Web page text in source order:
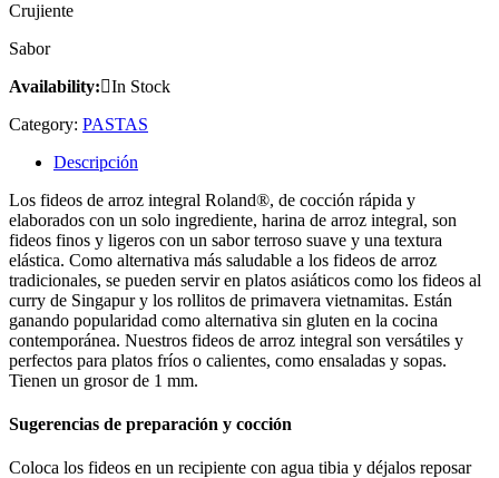
Crujiente
Sabor
Availability:
In Stock
Category: PASTAS
Descripción
Los fideos de arroz integral Roland®, de cocción rápida y
elaborados con un solo ingrediente, harina de arroz integral, son
fideos finos y ligeros con un sabor terroso suave y una textura
elástica. Como alternativa más saludable a los fideos de arroz
tradicionales, se pueden servir en platos asiáticos como los fideos al
curry de Singapur y los rollitos de primavera vietnamitas. Están
ganando popularidad como alternativa sin gluten en la cocina
contemporánea. Nuestros fideos de arroz integral son versátiles y
perfectos para platos fríos o calientes, como ensaladas y sopas.
Tienen un grosor de 1 mm.
Sugerencias de preparación y cocción
Coloca los fideos en un recipiente con agua tibia y déjalos reposar